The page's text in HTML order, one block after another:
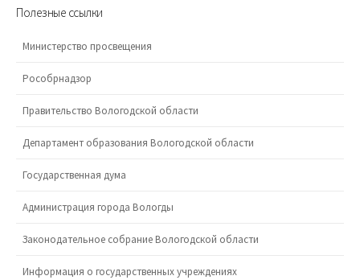
Полезные ссылки
Министерство просвещения
Рособрнадзор
Правительство Вологодской области
Департамент образования Вологодской области
Государственная дума
Администрация города Вологды
Законодательное собрание Вологодской области
Информация о государственных учреждениях